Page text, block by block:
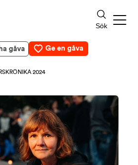
gåva Ge en gåva
2024